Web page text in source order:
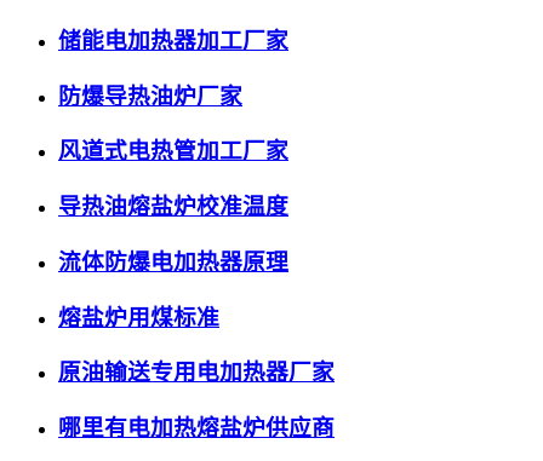
储能电加热器加工厂家
防爆导热油炉厂家
风道式电热管加工厂家
导热油熔盐炉校准温度
流体防爆电加热器原理
熔盐炉用煤标准
原油输送专用电加热器厂家
哪里有电加热熔盐炉供应商